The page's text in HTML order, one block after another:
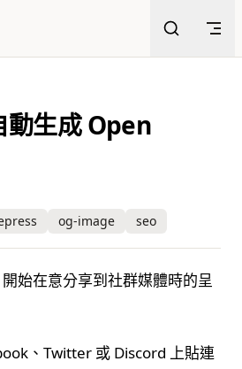
生成 Open
og-image seo
始在意分享到社群媒體時的呈
、Twitter 或 Discord 上貼連